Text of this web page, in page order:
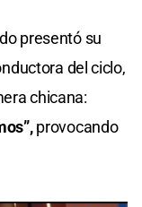
presentó su
del ciclo,
chicana:
provocando